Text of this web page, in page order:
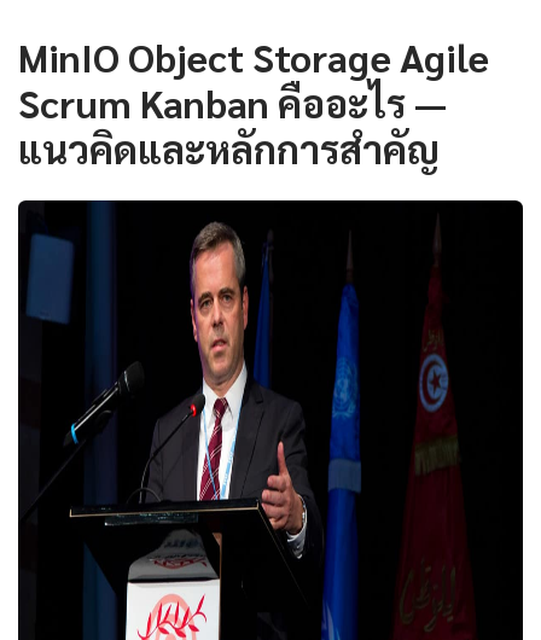
MinIO Object Storage Agile
Scrum Kanban คืออะไร —
แนวคิดและหลักการสำคัญ